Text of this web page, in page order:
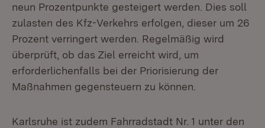
neun Prozentpunkte gesteigert werden. Dies soll
zulasten des Kfz-Verkehrs erfolgen, dieser um 26
Prozent verringert werden. Regelmäßig wird
überprüft, ob das Ziel erreicht wird, um
erforderlichenfalls bei der Priorisierung der
Maßnahmen gegensteuern zu können.
Karlsruhe ist zudem Fahrradstadt Nr. 1 unter den